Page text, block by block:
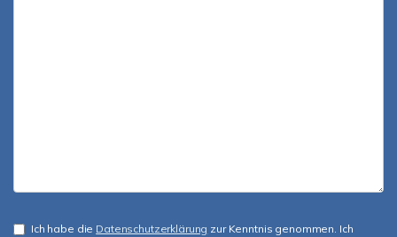
Ich habe die Datenschutzerklärung zur Kenntnis genommen. Ich